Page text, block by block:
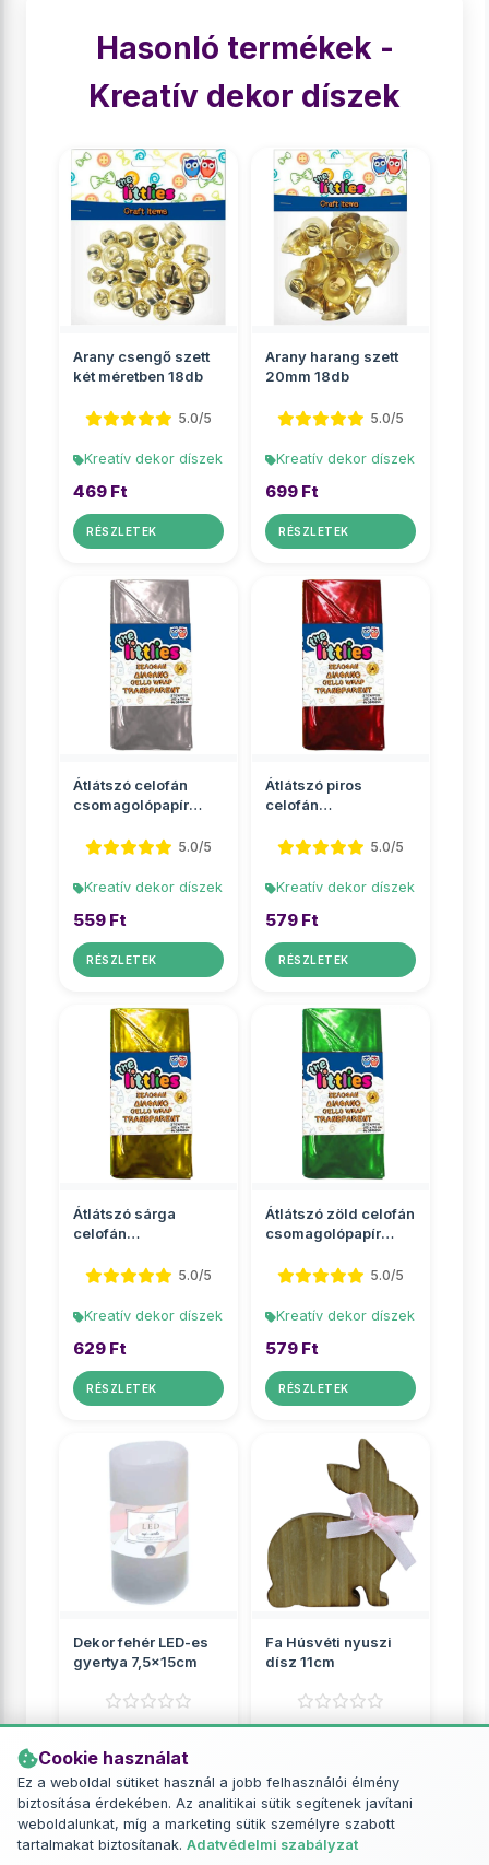
Cookie használat
Ez a weboldal sütiket használ a jobb felhasználói élmény
biztosítása érdekében. Az analitikai sütik segítenek javítani
weboldalunkat, míg a marketing sütik személyre szabott
tartalmakat biztosítanak. Adatvédelmi szabályzat
Hasonló termékek -
Kreatív dekor díszek
Arany csengő szett
két méretben 18db
5.0/5
Kreatív dekor díszek
469 Ft
RÉSZLETEK
Arany harang szett
20mm 18db
5.0/5
Kreatív dekor díszek
699 Ft
RÉSZLETEK
Átlátszó celofán
csomagolópapír
5.0/5
Kreatív dekor díszek
559 Ft
RÉSZLETEK
Átlátszó piros
celofán
70x100cm 2 ív 5.0/5
Kreatív dekor díszek
579 Ft
RÉSZLETEK
Átlátszó sárga
celofán
70x100cm 2 ív 5.0/5
Kreatív dekor díszek
629 Ft
RÉSZLETEK
Átlátszó zöld celofán
csomagolópapír
5.0/5
Kreatív dekor díszek
579 Ft
RÉSZLETEK
Dekor fehér LED-es
gyertya 7,5x15cm
1 649 Ft
RÉSZLETEK
Fa Húsvéti nyuszi
dísz 11cm
RÉSZLETEK